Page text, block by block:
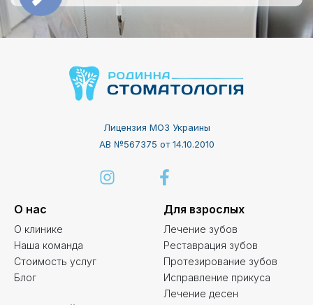
Лицензия МОЗ Украины
АВ №567375 от 14.10.2010
О нас
О клинике
Наша команда
Стоимость услуг
Блог
Для взрослых
Лечение зубов
Реставрация зубов
Протезирование зубов
Исправление прикуса
Лечение десен